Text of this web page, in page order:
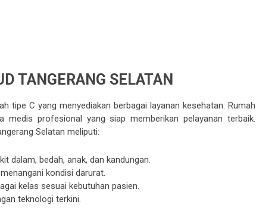
TANGERANG SELATAN
tipe C yang menyediakan berbagai layanan kesehatan. Rumah
profesional yang siap memberikan pelayanan terbaik.
Selatan meliputi:
dalam, bedah, anak, dan kandungan.
kondisi darurat.
kelas sesuai kebutuhan pasien.
teknologi terkini.